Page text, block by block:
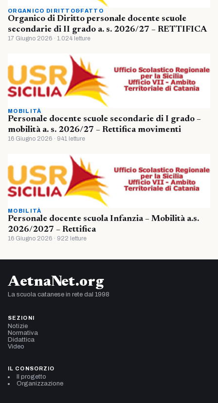
ORGANICO DIRITTO&FATTO
Organico di Diritto personale docente scuole
secondarie di II grado a. s. 2026/27 – RETTIFICA
17 Giugno 2026 · 1.024 letture
MOBILITÀ
Personale docente scuole secondarie di I grado –
mobilità a. s. 2026/27 – Rettifica movimenti
16 Giugno 2026 · 941 letture
MOBILITÀ
Personale docente scuola Infanzia – Mobilità a.s.
2026/2027 – Rettifica
16 Giugno 2026 · 922 letture
AetnaNet.org
La scuola catanese in rete dal 1998
SEZIONI
Notizie
Normativa
Didattica
Video
IL CONSORZIO
Il progetto
Organizzazione